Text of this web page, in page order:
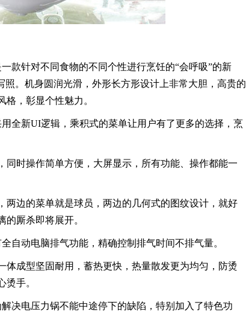
款针对不同食物的不同个性进行烹饪的“会呼吸”的新
。机身圆润光滑，外形长方形设计上非常大胆，高贵的
，彰显个性魅力。
全新UI逻辑，乘积式的菜单让用户有了更多的选择，烹
时操作简单方便，大屏显示，所有功能、操作都能一
两边的菜单就是球员，两边的几何式的图纹设计，就好
厮杀即将展开。
自动电脑排气功能，精确控制排气时间不排气量。
体成型坚固耐用，蓄热更快，热量散发更为均匀，防烫
手。
决电压力锅不能中途停下的缺陷，特别加入了特色功